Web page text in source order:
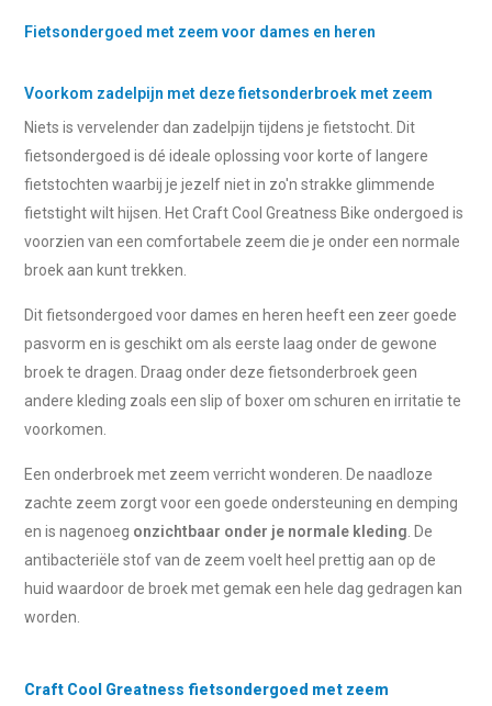
Fietsondergoed met zeem voor dames en heren
Voorkom zadelpijn met deze fietsonderbroek met zeem
Niets is vervelender dan zadelpijn tijdens je fietstocht. Dit
fietsondergoed is dé ideale oplossing voor korte of langere
fietstochten waarbij je jezelf niet in zo'n strakke glimmende
fietstight wilt hijsen. Het Craft Cool Greatness Bike ondergoed is
voorzien van een comfortabele zeem die je onder een normale
broek aan kunt trekken.
Dit fietsondergoed voor dames en heren heeft een zeer goede
pasvorm en is geschikt om als eerste laag onder de gewone
broek te dragen. Draag onder deze fietsonderbroek geen
andere kleding zoals een slip of boxer om schuren en irritatie te
voorkomen.
Een onderbroek met zeem verricht wonderen. De naadloze
zachte zeem zorgt voor een goede ondersteuning en demping
en is nagenoeg onzichtbaar onder je normale kleding . De
antibacteriële stof van de zeem voelt heel prettig aan op de
huid waardoor de broek met gemak een hele dag gedragen kan
worden.
Craft Cool Greatness fietsondergoed met zeem